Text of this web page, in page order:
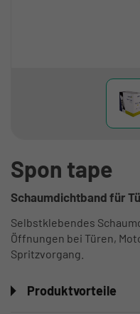
Spon tape
Schaumdichtband für
Selbstklebendes
Öffnungen bei Türen,
Spritzvorgang.
Produktvorteile